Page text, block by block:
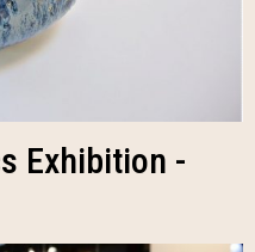
Exhibition -